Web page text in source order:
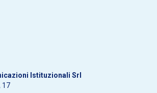
Istituzionali Srl
17